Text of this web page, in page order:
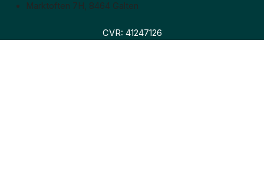
Marktoften 7H, 8464 Galten
CVR: 41247126